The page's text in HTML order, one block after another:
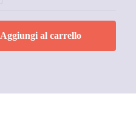
Aggiungi al carrello